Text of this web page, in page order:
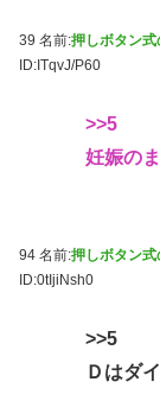
39 名前:押しボタン
ID:ITqvJ/P60
>>5
妊娠の
94 名前:押しボタン
ID:0tIjiNsh0
>>5
Ｄはダ